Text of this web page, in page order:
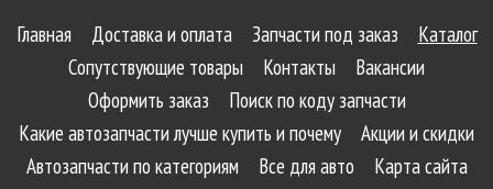
Главная Доставка и оплата Запчасти под заказ
Каталог
Сопутствующие товары
Контакты
Вакансии
Оформить заказ
Поиск по коду запчасти
Какие автозапчасти лучше купить и почему
Акции и скидки
Автозапчасти по категориям
Все для авто Карта сайта